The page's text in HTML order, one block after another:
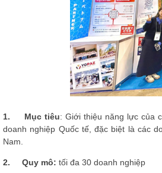
1. Mục tiêu: Giới thiệu năng lực của
doanh nghiệp Quốc tế, đặc biệt là các
Nam.
2. Quy mô: tối đa 30 doanh nghiệp